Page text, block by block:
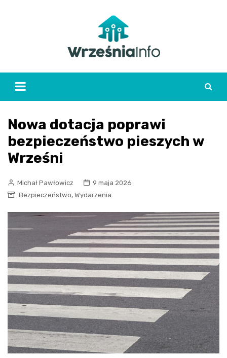
Nowa dotacja poprawi
bezpieczeństwo pieszych w
Wrześni
Michał Pawłowicz
9 maja 2026
Bezpieczeństwo, Wydarzenia